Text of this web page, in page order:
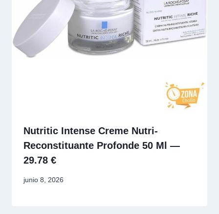
Nutritic Intense Creme Nutri-
Reconstituante Profonde 50 Ml —
29.78 €
junio 8, 2026